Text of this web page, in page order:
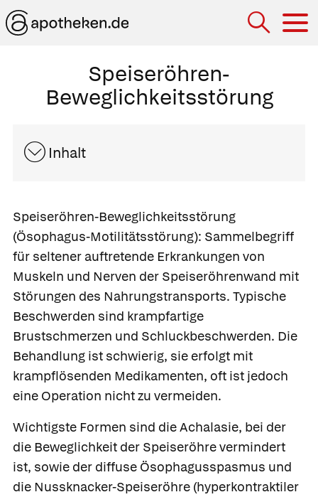
Speiseröhren-
Beweglichkeitsstörung
Inhalt
Speiseröhren-Beweglichkeitsstörung
(Ösophagus-Motilitätsstörung): Sammelbegriff
für seltener auftretende Erkrankungen von
Muskeln und Nerven der Speiseröhrenwand mit
Störungen des Nahrungstransports. Typische
Beschwerden sind krampfartige
Brustschmerzen und Schluckbeschwerden. Die
Behandlung ist schwierig, sie erfolgt mit
krampflösenden Medikamenten, oft ist jedoch
eine Operation nicht zu vermeiden.
Wichtigste Formen sind dieAchalasie, bei der
die Beweglichkeit der Speiseröhre vermindert
ist, sowie der diffuse Ösophagusspasmus und
die Nussknacker-Speiseröhre (hyperkontraktiler